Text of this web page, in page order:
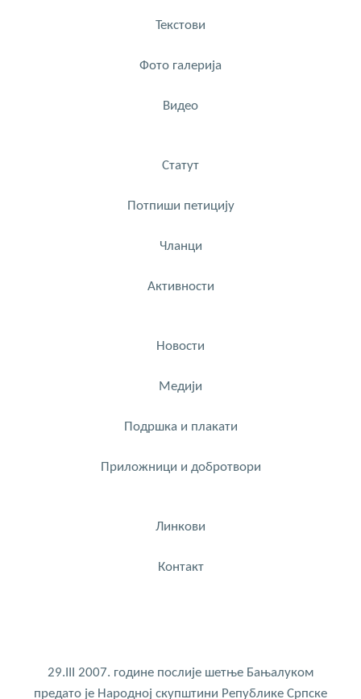
Текстови
Фото галерија
Видео
Статут
Потпиши петицију
Чланци
Активности
Новости
Медији
Подршка и плакати
Приложници и добротвори
Линкови
Контакт
29.III 2007. године послије шетње Бањалуком
предато је Народној скупштини Републике Српске